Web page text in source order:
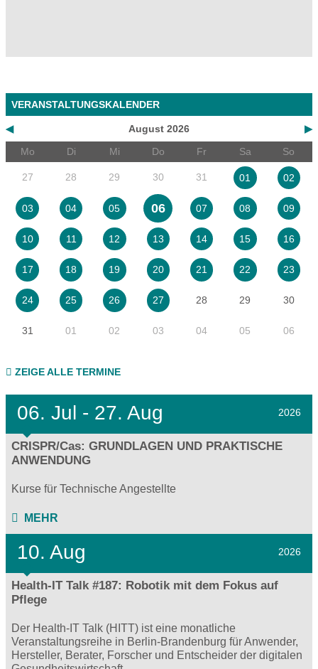
VERANSTALTUNGSKALENDER
◀ ▶
August 2026
Mo
Di Mi Do Fr Sa So
27 28 29 30 31 01 02
03 04 05 06 07 08 09
10 11 12 13 14 15 16
17 18 19 20 21 22 23
24 25 26 27 28 29 30
31 01 02 03 04 05 06
ZEIGE ALLE TERMINE
06. Jul - 27. Aug 2026
CRISPR/Cas: GRUNDLAGEN UND PRAKTISCHE
ANWENDUNG
Kurse für Technische Angestellte
MEHR
10. Aug 2026
Health-IT Talk #187: Robotik mit dem Fokus auf
Pflege
Der Health-IT Talk (HITT) ist eine monatliche
Veranstaltungsreihe in Berlin-Brandenburg für Anwender,
Hersteller, Berater, Forscher und Entscheider der digitalen